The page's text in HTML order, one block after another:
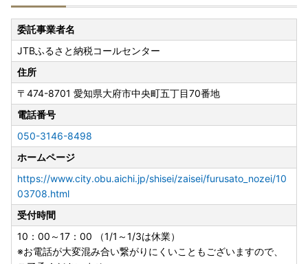
委託事業者名
JTBふるさと納税コールセンター
住所
〒474-8701 愛知県大府市中央町五丁目70番地
電話番号
050-3146-8498
ホームページ
https://www.city.obu.aichi.jp/shisei/zaisei/furusato_nozei/10
03708.html
受付時間
10：00～17：00 （1/1～1/3は休業）
※お電話が大変混み合い繋がりにくいこともございますので、